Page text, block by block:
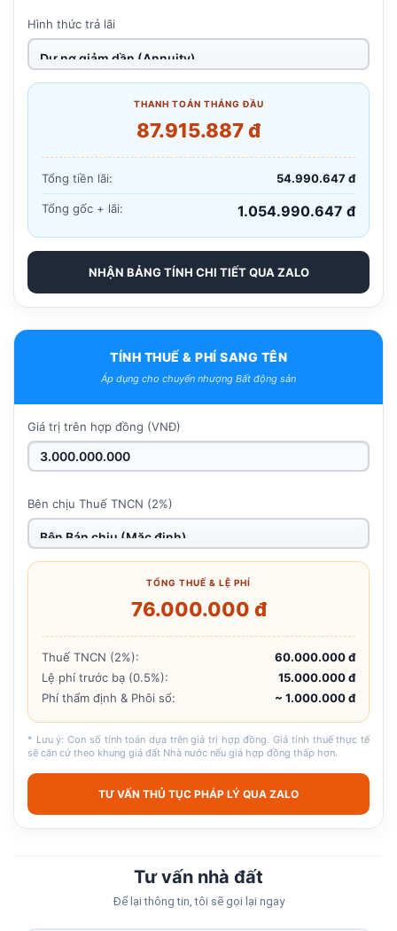
Hình thức trả lãi
THANH TOÁN THÁNG ĐẦU
87.915.887 đ
Tổng tiền lãi: 54.990.647 đ
Tổng gốc + lãi: 1.054.990.647 đ
NHẬN BẢNG TÍNH CHI TIẾT QUA ZALO
TÍNH THUẾ & PHÍ SANG TÊN
Áp dụng cho chuyển nhượng Bất động sản
Giá trị trên hợp đồng (VNĐ)
Bên chịu Thuế TNCN (2%)
TỔNG THUẾ & LỆ PHÍ
76.000.000 đ
Thuế TNCN (2%):
60.000.000 đ
Lệ phí trước bạ (0.5%):
15.000.000 đ
Phí thẩm định & Phôi sổ:
~ 1.000.000 đ
* Lưu ý: Con số tính toán dựa trên giá trị hợp đồng. Giá tính thuế thực tế
sẽ căn cứ theo khung giá đất Nhà nước nếu giá hợp đồng thấp hơn.
TƯ VẤN THỦ TỤC PHÁP LÝ QUA ZALO
Tư vấn nhà đất
Để lại thông tin, tôi sẽ gọi lại ngay